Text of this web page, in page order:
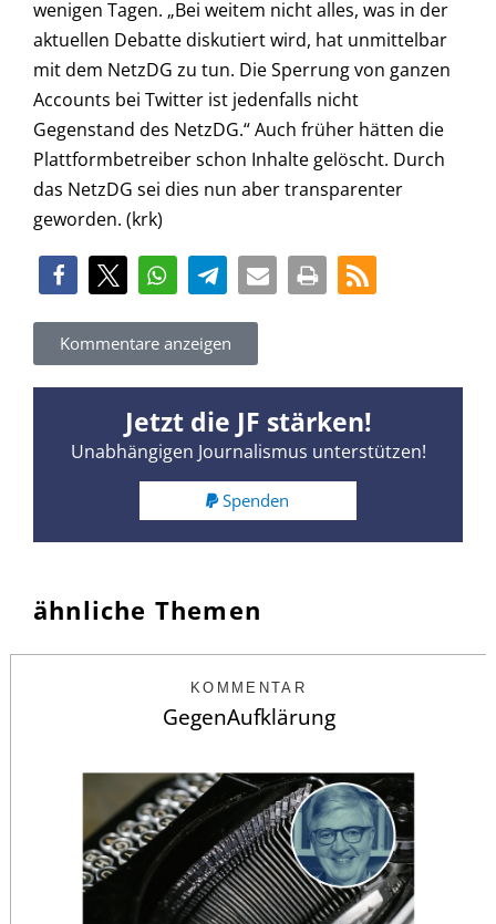
wenigen Tagen. „Bei weitem nicht alles, was in der
aktuellen Debatte diskutiert wird, hat unmittelbar
mit dem NetzDG zu tun. Die Sperrung von ganzen
Accounts bei Twitter ist jedenfalls nicht
Gegenstand des NetzDG.“ Auch früher hätten die
Plattformbetreiber schon Inhalte gelöscht. Durch
das NetzDG sei dies nun aber transparenter
geworden. (krk)
Kommentare anzeigen
Jetzt die JF stärken!
Unabhängigen Journalismus unterstützen!
Spenden
ähnliche Themen
KOMMENTAR
GegenAufklärung